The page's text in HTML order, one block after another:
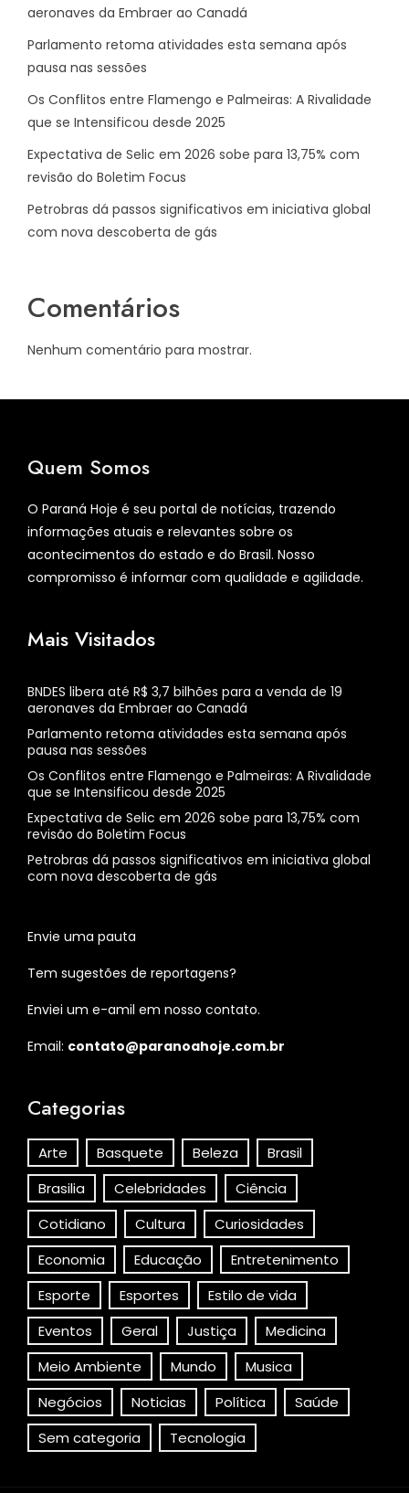
aeronaves da Embraer ao Canadá
Parlamento retoma atividades esta semana após
pausa nas sessões
Os Conflitos entre Flamengo e Palmeiras: A Rivalidade
que se Intensificou desde 2025
Expectativa de Selic em 2026 sobe para 13,75% com
revisão do Boletim Focus
Petrobras dá passos significativos em iniciativa global
com nova descoberta de gás
Comentários
Nenhum comentário para mostrar.
Quem Somos
O Paraná Hoje é seu portal de notícias, trazendo
informações atuais e relevantes sobre os
acontecimentos do estado e do Brasil. Nosso
compromisso é informar com qualidade e agilidade.
Mais Visitados
BNDES libera até R$ 3,7 bilhões para a venda de 19
aeronaves da Embraer ao Canadá
Parlamento retoma atividades esta semana após
pausa nas sessões
Os Conflitos entre Flamengo e Palmeiras: A Rivalidade
que se Intensificou desde 2025
Expectativa de Selic em 2026 sobe para 13,75% com
revisão do Boletim Focus
Petrobras dá passos significativos em iniciativa global
com nova descoberta de gás
Envie uma pauta
Tem sugestões de reportagens?
Enviei um e-amil em nosso contato.
Email: contato@paranoahoje.com.br
Categorias
Arte Basquete Beleza
Brasil
Brasilia
Celebridades
Ciência
Cotidiano
Cultura
Curiosidades
Economia
Educação
Entretenimento
Esporte
Esportes
Estilo de vida
Eventos
Geral Justiça
Medicina
Meio Ambiente
Mundo
Musica
Negócios
Noticias Política
Saúde
Sem categoria
Tecnologia